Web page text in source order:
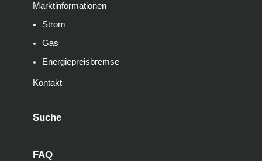
Marktinformationen
Strom
Gas
Energiepreisbremse
Kontakt
Suche
FAQ